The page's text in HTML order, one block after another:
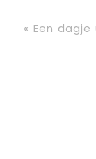
Vorig
« Een